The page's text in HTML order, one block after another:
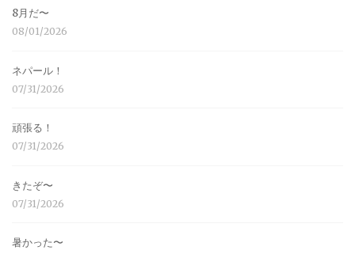
8月だ〜
08/01/2026
ネパール！
07/31/2026
頑張る！
07/31/2026
きたぞ〜
07/31/2026
暑かった〜